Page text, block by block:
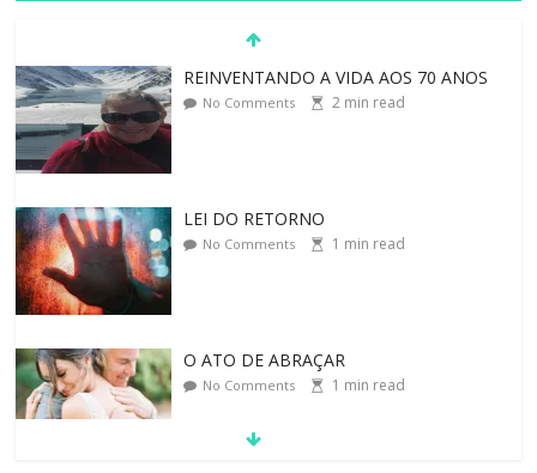
REINVENTANDO A VIDA AOS 70 ANOS
No Comments 2 min read
LEI DO RETORNO
No Comments 1 min read
O ATO DE ABRAÇAR
No Comments 1 min read